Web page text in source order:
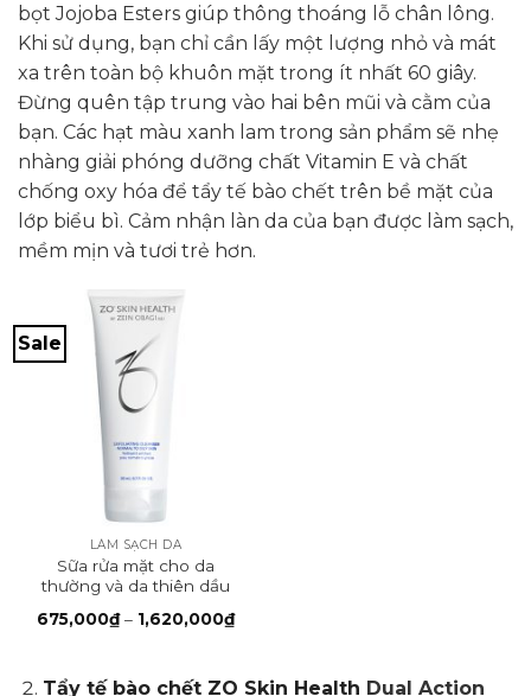
bọt Jojoba Esters giúp thông thoáng lỗ chân lông.
Khi sử dụng, bạn chỉ cần lấy một lượng nhỏ và mát
xa trên toàn bộ khuôn mặt trong ít nhất 60 giây.
Đừng quên tập trung vào hai bên mũi và cằm của
bạn. Các hạt màu xanh lam trong sản phẩm sẽ nhẹ
nhàng giải phóng dưỡng chất Vitamin E và chất
chống oxy hóa để tẩy tế bào chết trên bề mặt của
lớp biểu bì. Cảm nhận làn da của bạn được làm sạch,
mềm mịn và tươi trẻ hơn.
Sale
LÀM SẠCH DA
Sữa rửa mặt cho da
thường và da thiên dầu
CLEANSER
675,000₫ – 1,620,000₫Khoảng
giá:
đến
Tẩy tế bào chết ZO Skin Health Dual Action